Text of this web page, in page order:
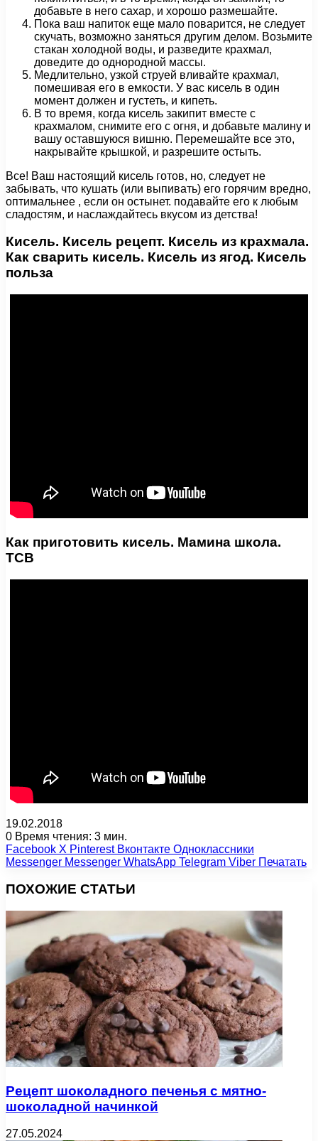
добавьте в него сахар, и хорошо размешайте.
Пока ваш напиток еще мало поварится, не следует
скучать, возможно заняться другим делом. Возьмите
стакан холодной воды, и разведите крахмал,
доведите до однородной массы.
Медлительно, узкой струей вливайте крахмал,
помешивая его в емкости. У вас кисель в один
момент должен и густеть, и кипеть.
В то время, когда кисель закипит вместе с
крахмалом, снимите его с огня, и добавьте малину и
вашу оставшуюся вишню. Перемешайте все это,
накрывайте крышкой, и разрешите остыть.
Все! Ваш настоящий кисель готов, но, следует не
забывать, что кушать (или выпивать) его горячим вредно,
оптимальнее , если он остынет. подавайте его к любым
сладостям, и наслаждайтесь вкусом из детства!
Кисель. Кисель рецепт. Кисель из крахмала.
Как сварить кисель. Кисель из ягод. Кисель
польза
Как приготовить кисель. Мамина школа.
ТСВ
19.02.2018
0 Время чтения: 3 мин.
Facebook X Pinterest Вконтакте Одноклассники
Messenger Messenger WhatsApp Telegram Viber Печатать
ПОХОЖИЕ СТАТЬИ
Рецепт шоколадного печенья с мятно-
шоколадной начинкой
27.05.2024